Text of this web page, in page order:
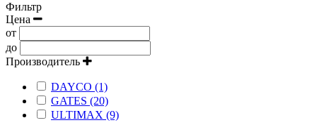
Фильтр
Цена
от
до
Производитель
DAYCO (1)
GATES (20)
ULTIMAX (9)